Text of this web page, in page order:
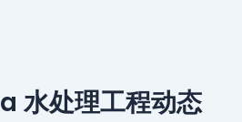
水处理工程动态